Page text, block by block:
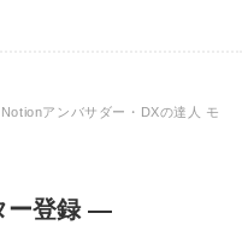
Notionアンバサダー・DXの達人 モ
ー登録 —